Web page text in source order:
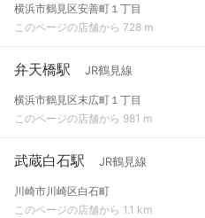
横浜市鶴見区安善町１丁目
このページの店舗から 728 m
弁天橋駅 JR鶴見線
横浜市鶴見区末広町１丁目
このページの店舗から 981 m
武蔵白石駅 JR鶴見線
川崎市川崎区白石町
このページの店舗から 1.1 km